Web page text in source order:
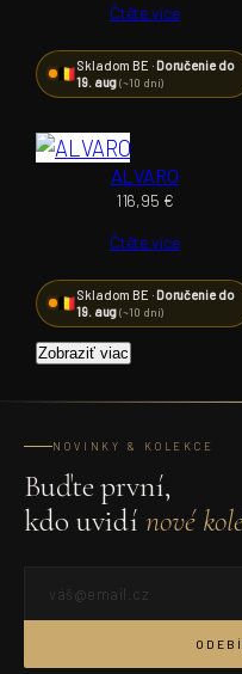
Čtěte více
Skladom BE ·Doručenie do
19. aug(~10 dní)
ALVARO
116,95 €
Čtěte více
Skladom BE ·Doručenie do
19. aug(~10 dní)
Zobraziť viac
NOVINKY & KOLEKCE
Buďte první,
kdo uvidí nové